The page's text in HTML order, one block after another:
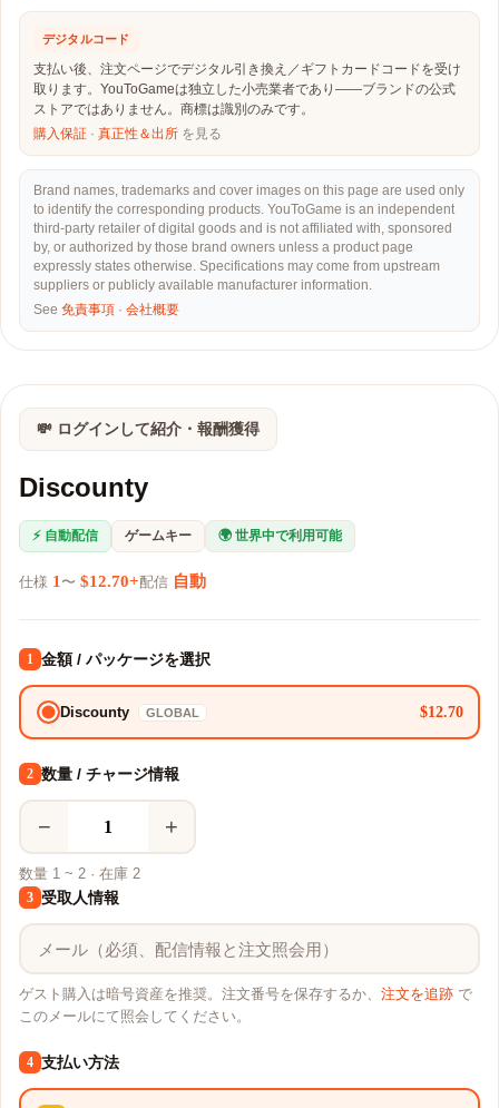
デジタルコード
支払い後、注文ページでデジタル引き換え／ギフトカードコードを受け
取ります。YouToGameは独立した小売業者であり——ブランドの公式
ストアではありません。商標は識別のみです。
購入保証 · 真正性＆出所 を見る
Brand names, trademarks and cover images on this page are used only
to identify the corresponding products. YouToGame is an independent
third-party retailer of digital goods and is not affiliated with, sponsored
by, or authorized by those brand owners unless a product page
expressly states otherwise. Specifications may come from upstream
suppliers or publicly available manufacturer information.
See 免責事項 · 会社概要
💸 ログインして紹介・報酬獲得
Discounty
⚡ 自動配信 ゲームキー 🌍 世界中で利用可能
仕様 1 〜 $12.70+配信 自動
1 金額 / パッケージを選択
Discounty GLOBAL $12.70
2 数量 / チャージ情報
− +
数量 1 ~ 2 · 在庫 2
3 受取人情報
ゲスト購入は暗号資産を推奨。注文番号を保存するか、 注文を追跡 で
このメールにて照会してください。
4 支払い方法